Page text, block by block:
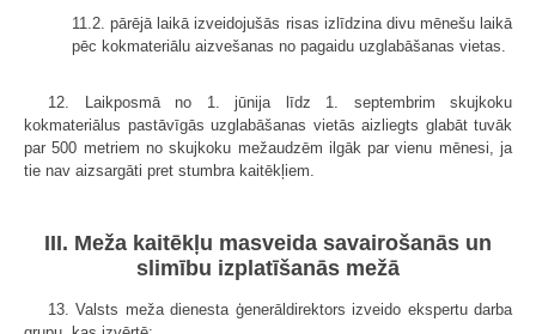
11.2. pārējā laikā izveidojušās risas izlīdzina divu mēnešu laikā
pēc kokmateriālu aizvešanas no pagaidu uzglabāšanas vietas.
12. Laikposmā no 1. jūnija līdz 1. septembrim skujkoku
kokmateriālus pastāvīgās uzglabāšanas vietās aizliegts glabāt tuvāk
par 500 metriem no skujkoku mežaudzēm ilgāk par vienu mēnesi, ja
tie nav aizsargāti pret stumbra kaitēkļiem.
III. Meža kaitēkļu masveida savairošanās un
slimību izplatīšanās mežā
13. Valsts meža dienesta ģenerāldirektors izveido ekspertu darba